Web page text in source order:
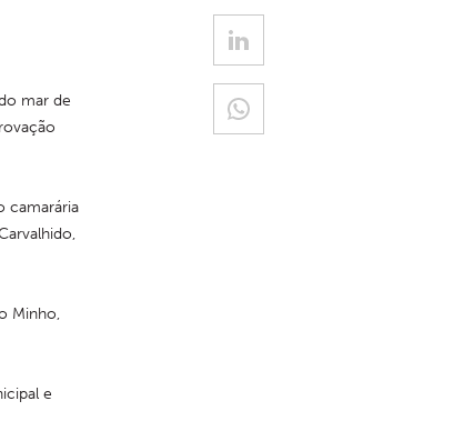
mar de
camarária
Minho,
e